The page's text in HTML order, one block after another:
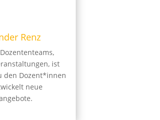
Renz
ist
den Dozent*innen
neue